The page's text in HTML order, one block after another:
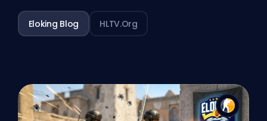
Eloking Blog HLTV.org